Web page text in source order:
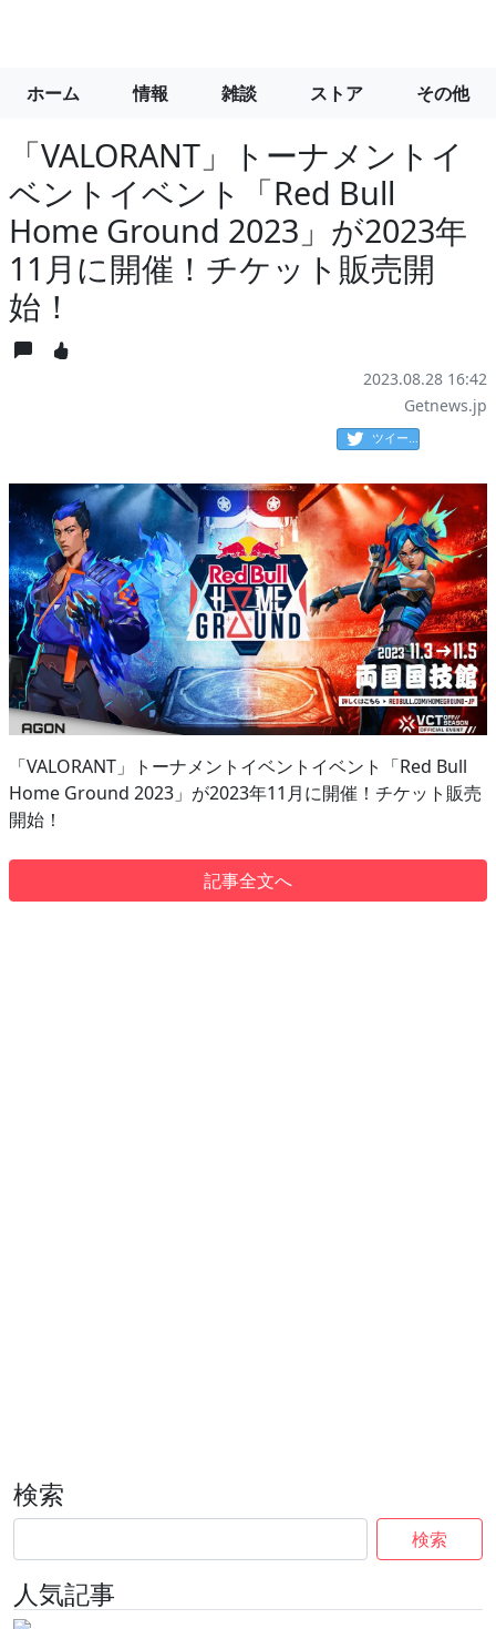
ホーム 情報 雑談 ストア その他
「VALORANT」トーナメントイ
ベントイベント「Red Bull
Home Ground 2023」が2023年
11月に開催！チケット販売開
始！
2023.08.28 16:42
Getnews.jp
ツイート
「VALORANT」トーナメントイベントイベント「Red Bull
Home Ground 2023」が2023年11月に開催！チケット販売
開始！
記事全文へ
検索
検索
人気記事